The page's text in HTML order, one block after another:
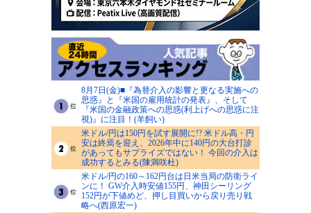
8月7日(金)■『為替介入の影響と更なる実施への
思惑』と『米国の雇用統計の発表』、そして
『米国の金融政策への思惑(利上げへの思惑に注
視)』に注目！(羊飼い)
米ドル/円は150円を試す展開に!? 米ドル高・円
安は終焉を迎え、2026年中に140円の大台打診
があってもサプライズではない！ 今回の介入は
成功するとみる(陳満咲杜)
米ドル/円の160～162円台は日米当局の防衛ライ
ンに！ GW介入時安値155円、神田シーリング
152円が下値めど、押し目買いから戻り売り戦
略へ(西原宏一)